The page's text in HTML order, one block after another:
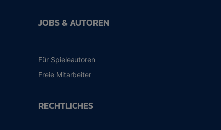
JOBS & AUTOREN
Für Spieleautoren
Freie Mitarbeiter
RECHTLICHES